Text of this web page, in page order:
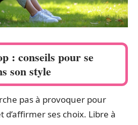
: conseils pour se
son style
pas à provoquer pour
d’affirmer ses choix. Libre à